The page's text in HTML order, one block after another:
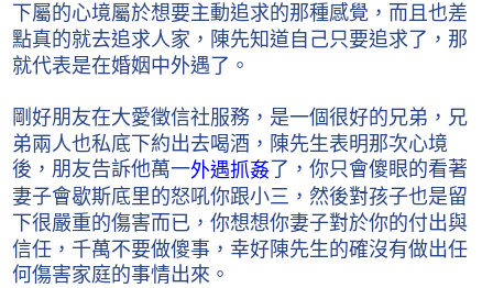
下屬的心境屬於想要主動追求的那種感覺，而且也差
點真的就去追求人家，陳先知道自己只要追求了，那
就代表是在婚姻中外遇了。
剛好朋友在大愛徵信社服務，是一個很好的兄弟，兄
弟兩人也私底下約出去喝酒，陳先生表明那次心境
後，朋友告訴他萬一外遇抓姦 了，你只會傻眼的看著
妻子會歇斯底里的怒吼你跟小三，然後對孩子也是留
下很嚴重的傷害而已，你想想你妻子對於你的付出與
信任，千萬不要做傻事，幸好陳先生的確沒有做出任
何傷害家庭的事情出來。